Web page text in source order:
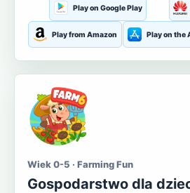
Play on Google Play
Play from Amazon Play on the
Wiek 0-5 · Farming Fun
Gospodarstwo dla